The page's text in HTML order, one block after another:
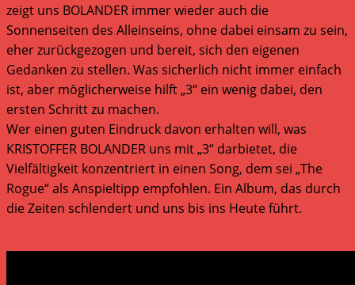
zeigt uns BOLANDER immer wieder auch die
Sonnenseiten des Alleinseins, ohne dabei einsam zu sein,
eher zurückgezogen und bereit, sich den eigenen
Gedanken zu stellen. Was sicherlich nicht immer einfach
ist, aber möglicherweise hilft „3“ ein wenig dabei, den
ersten Schritt zu machen.
Wer einen guten Eindruck davon erhalten will, was
KRISTOFFER BOLANDER uns mit „3“ darbietet, die
Vielfältigkeit konzentriert in einen Song, dem sei „The
Rogue“ als Anspieltipp empfohlen. Ein Album, das durch
die Zeiten schlendert und uns bis ins Heute führt.